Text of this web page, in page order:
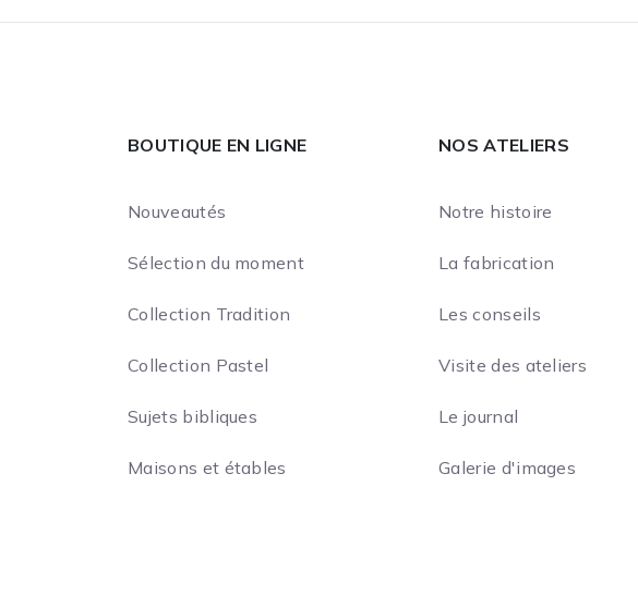
BOUTIQUE EN LIGNE
Nouveautés
Sélection du moment
Collection Tradition
Collection Pastel
Sujets bibliques
Maisons et étables
NOS ATELIERS
Notre histoire
La fabrication
Les conseils
Visite des ateliers
Le journal
Galerie d'images